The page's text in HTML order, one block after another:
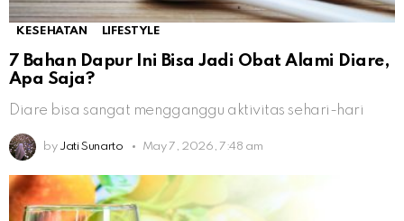
KESEHATAN LIFESTYLE
7 Bahan Dapur Ini Bisa Jadi Obat Alami Diare,
Apa Saja?
Diare bisa sangat mengganggu aktivitas sehari-hari
by Jati Sunarto May 7, 2026, 7:48 am